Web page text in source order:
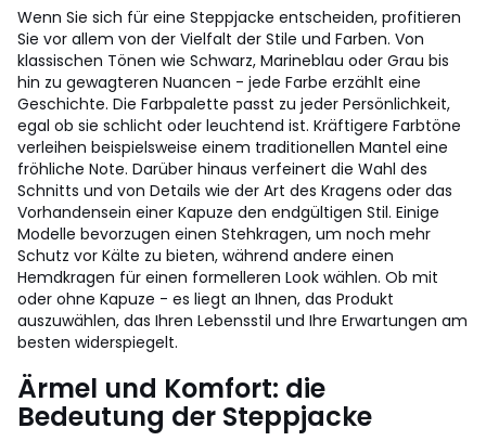
Wenn Sie sich für eine Steppjacke entscheiden, profitieren
Sie vor allem von der Vielfalt der Stile und Farben. Von
klassischen Tönen wie Schwarz, Marineblau oder Grau bis
hin zu gewagteren Nuancen - jede Farbe erzählt eine
Geschichte. Die Farbpalette passt zu jeder Persönlichkeit,
egal ob sie schlicht oder leuchtend ist. Kräftigere Farbtöne
verleihen beispielsweise einem traditionellen Mantel eine
fröhliche Note. Darüber hinaus verfeinert die Wahl des
Schnitts und von Details wie der Art des Kragens oder das
Vorhandensein einer Kapuze den endgültigen Stil. Einige
Modelle bevorzugen einen Stehkragen, um noch mehr
Schutz vor Kälte zu bieten, während andere einen
Hemdkragen für einen formelleren Look wählen. Ob mit
oder ohne Kapuze - es liegt an Ihnen, das Produkt
auszuwählen, das Ihren Lebensstil und Ihre Erwartungen am
besten widerspiegelt.
Ärmel und Komfort: die
Bedeutung der Steppjacke